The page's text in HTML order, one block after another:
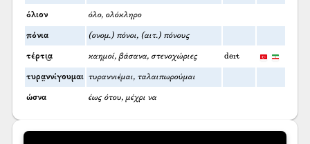
όλιον όλο, ολόκληρο
πόνια (ονομ.) πόνοι, (αιτ.) πόνους
τέρτι͜α καημοί, βάσανα, στενοχώριες dert
τυρα̤ννίγουμαι τυραννιέμαι, ταλαιπωρούμαι
ώσνα έως ότου, μέχρι να